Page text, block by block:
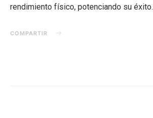
rendimiento físico, potenciando su éxito.
COMPARTIR